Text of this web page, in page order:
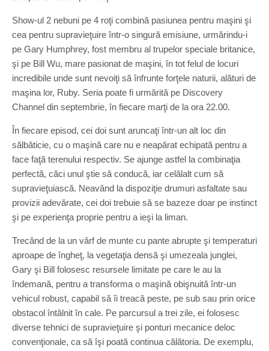
Show-ul 2 nebuni pe 4 roţi combină pasiunea pentru maşini şi
cea pentru supravieţuire într-o singură emisiune, urmărindu-i
pe Gary Humphrey, fost membru al trupelor speciale britanice,
şi pe Bill Wu, mare pasionat de maşini, în tot felul de locuri
incredibile unde sunt nevoiţi să înfrunte forţele naturii, alături de
maşina lor, Ruby. Seria poate fi urmărită pe Discovery
Channel din septembrie, în fiecare marţi de la ora 22.00.
În fiecare episod, cei doi sunt aruncaţi într-un alt loc din
sălbăticie, cu o maşină care nu e neapărat echipată pentru a
face faţă terenului respectiv. Se ajunge astfel la combinaţia
perfectă, căci unul ştie să conducă, iar celălalt cum să
supravieţuiască. Neavând la dispoziţie drumuri asfaltate sau
provizii adevărate, cei doi trebuie să se bazeze doar pe instinct
şi pe experienţa proprie pentru a ieşi la liman.
Trecând de la un vârf de munte cu pante abrupte şi temperaturi
aproape de îngheţ, la vegetaţia densă şi umezeala junglei,
Gary şi Bill folosesc resursele limitate pe care le au la
îndemană, pentru a transforma o maşină obişnuită într-un
vehicul robust, capabil să îi treacă peste, pe sub sau prin orice
obstacol întâlnit în cale. Pe parcursul a trei zile, ei folosesc
diverse tehnici de supravieţuire şi ponturi mecanice deloc
convenţionale, ca să îşi poată continua călătoria. De exemplu,